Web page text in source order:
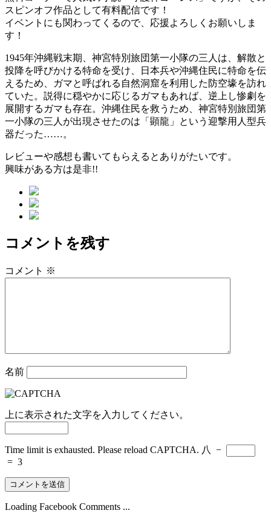
スピンオフ作品として有料配信です！
イベントにも関わってくるので、応援よろしくお願いしま
す！
1945年沖縄戦末期、神宮特別旅団第一小隊の三人は、解散と
投降を呼びかける特命を受け、日本兵や沖縄住民に特命を伝
えるため、ガマと呼ばれる自然洞窟を利用した防空壕を訪れ
ていた。説得に穏やかに応じるガマもあれば、逆上し惨劇を
展開するガマも存在。沖縄住民を救うため、神宮特別旅団第
一小隊の三人が出現させたのは「顕龍」という迎撃用人型兵
器だった……。
レビューや感想も書いてもらえるとありがたいです。
興味がある方は是非!!
コメントを残す
コメント ※
名前
上に表示された文字を入力してください。
Time limit is exhausted. Please reload CAPTCHA. 八
−
= 3
Loading Facebook Comments ...